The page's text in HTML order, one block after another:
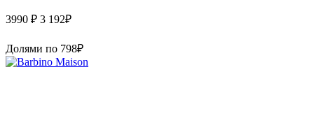
3990 ₽ 3 192₽
Долями по 798₽